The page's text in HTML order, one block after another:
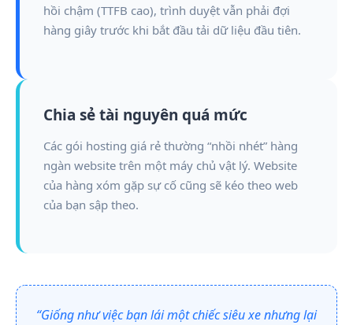
hồi chậm (TTFB cao), trình duyệt vẫn phải đợi
hàng giây trước khi bắt đầu tải dữ liệu đầu tiên.
Chia sẻ tài nguyên quá mức
Các gói hosting giá rẻ thường “nhồi nhét” hàng
ngàn website trên một máy chủ vật lý. Website
của hàng xóm gặp sự cố cũng sẽ kéo theo web
của bạn sập theo.
“Giống như việc bạn lái một chiếc siêu xe nhưng lại